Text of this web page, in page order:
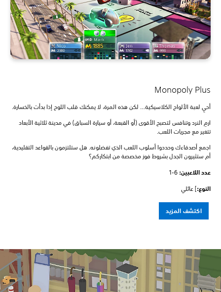
Monopoly Plus
أحيِ لعبة الألواح الكلاسيكية… لكن هذه المرة، لا يمكنك قلب اللوح إذا بدأت بالخسارة.
ارمِ النرد وتنافس لتصبح الأقوى (أو القبعة، أو سيارة السباق) في مدينة ثلاثية الأبعاد
تتغير مع مجريات اللعب.
اجمع أصدقاءك وحددوا أسلوب اللعب الذي تفضلونه. هل ستلتزمون بالقواعد التقليدية،
أم ستثيرون الجدل بشروط فوز مخصصة من ابتكاركم؟
عدد اللاعبين: ‏ 1-6
النوع:] عائلي
اكتشف المزيد